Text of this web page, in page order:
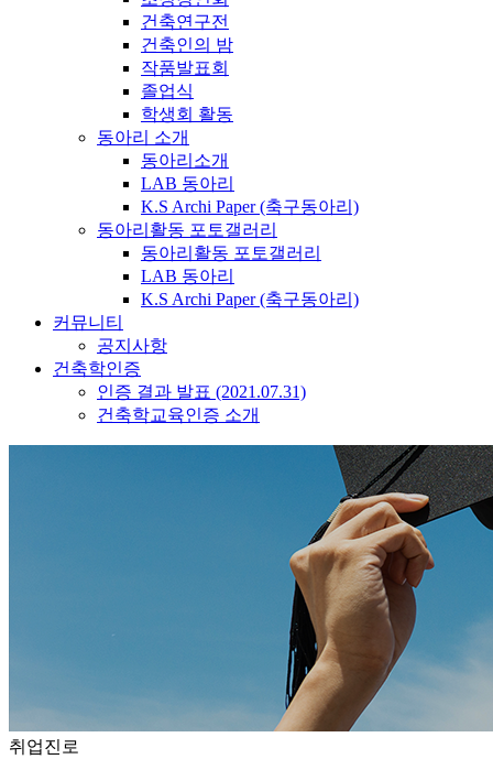
건축연구전
건축인의 밤
작품발표회
졸업식
학생회 활동
동아리 소개
동아리소개
LAB 동아리
K.S Archi Paper (축구동아리)
동아리활동 포토갤러리
동아리활동 포토갤러리
LAB 동아리
K.S Archi Paper (축구동아리)
커뮤니티
공지사항
건축학인증
인증 결과 발표 (2021.07.31)
건축학교육인증 소개
취업진로